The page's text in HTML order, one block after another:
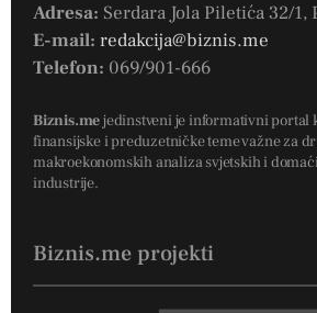
Adresa: Serdara Jola Piletića 32/1,
E-mail: redakcija@biznis.me
Telefon: 069/901-666
Biznis.mejedinstveni je informativni portal
finansijske i preduzetničke teme važne za
makroekonomskih analiza svjetskih i
industrije.
Biznis.me projekti